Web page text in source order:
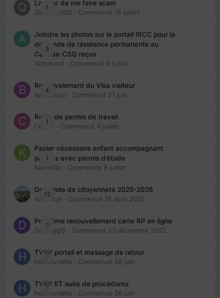
1
La peur de me faire scam
Queen_1992 · Commencé 15 juillet
3
Joindre les photos sur le portail IRCC pour la
demande de résidence permanente au
Canada-CSQ reçus
Aichacool · Commencé 9 juillet
4
Renouvelement du Visa visiteur
babibubsy · Commencé 21 juin
1
Refus de permis de travail
Cedbri · Commencé 4 juillet
1
Papier nécessaire enfant accompagnant
parents avec permis d’étude
KarineBo · Commencé 8 juillet
12
Demande de citoyenneté 2025-2026
nanancyr · Commencé 18 août 2025
7
Problème renouvellement carte RP en ligne
Davidgigi5 · Commencé 22 décembre 2022
0
TVRP portail et message de retour
hellodutaillis · Commencé 26 juin
0
TVRP ET suite de procédures
hellodutaillis · Commencé 26 juin